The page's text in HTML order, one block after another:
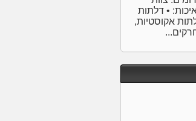
• דלתות
דלתות אקוסטיות,